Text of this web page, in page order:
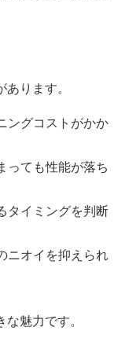
ります。
ングコストがかか
っても性能が落ち
タイミングを判断
ニオイを抑えられ
魅力です。